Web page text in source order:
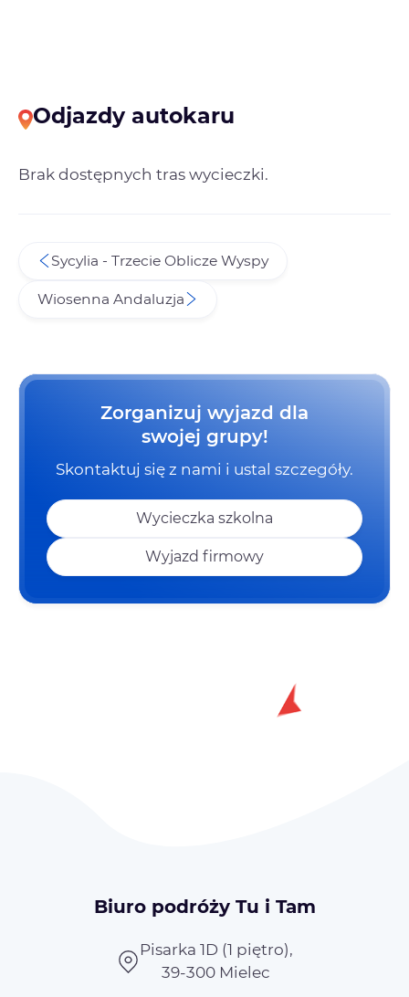
Odjazdy autokaru
Brak dostępnych tras wycieczki.
Sycylia - Trzecie Oblicze Wyspy
Wiosenna Andaluzja
Zorganizuj wyjazd dla
swojej grupy!
Skontaktuj się z nami i ustal szczegóły.
Wycieczka szkolna
Wyjazd firmowy
Biuro podróży Tu i Tam
Pisarka 1D (1 piętro),
39-300 Mielec